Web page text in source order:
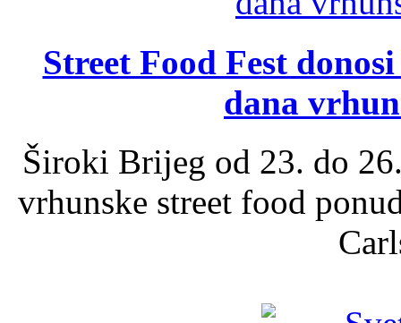
Street Food Fest
dana
Široki Brijeg od 23. do
vrhunske street food